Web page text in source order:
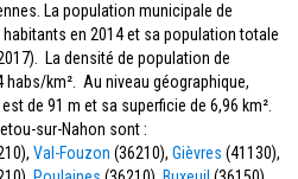
La population municipale de
en 2014 et sa population totale
La densité de population de
habs/km². Au niveau géographique,
de 91 m et sa superficie de 6,96 km².
sur-Nahon sont :
Val-Fouzon (36210), Gièvres (41130),